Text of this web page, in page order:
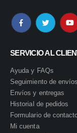
SERVICIO AL
Ayuda y FAQs
Seguimiento de envíos
Envíos y entregas
Historial de pedidos
Formulario de
Mi cuenta